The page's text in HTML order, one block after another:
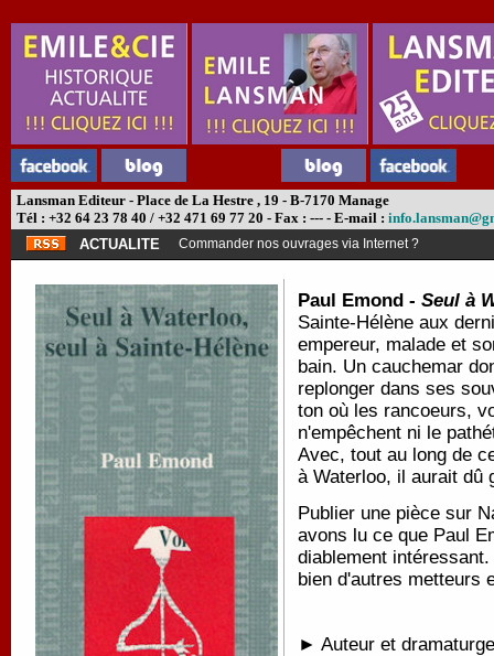
Lansman Editeur - Place de La Hestre , 19 - B-7170 Manage
Tél : +32 64 23 78 40 / +32 471 69 77 20 - Fax : --- - E-mail :
ACTUALITE
Commander nos ouvrages via Internet ?
Paul Emond - Seul à
Sainte-Hélène aux
empereur, malade et
bain. Un cauchemar
replonger dans ses
ton où les rancoeurs,
n'empêchent ni le
Avec, tout au long de
à Waterloo, il aurait dû
Publier une pièce sur
avons lu ce que Paul
diablement
bien d'autres metteurs
► Auteur et